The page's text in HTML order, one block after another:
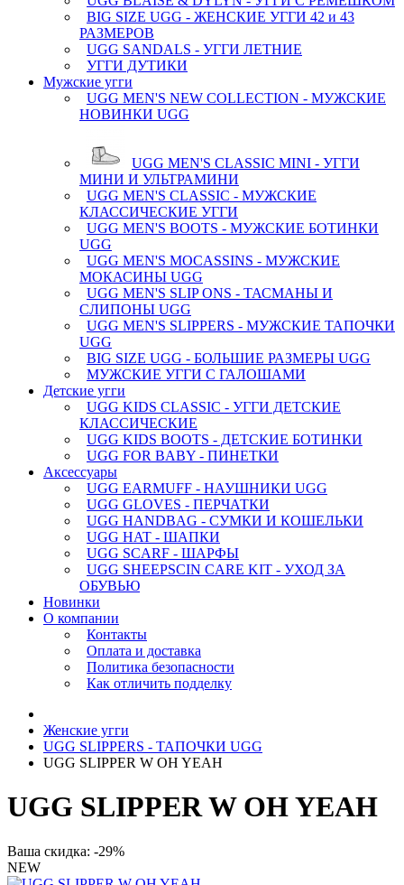
BIG SIZE UGG - ЖЕНСКИЕ УГГИ 42 и 43
РАЗМЕРОВ
UGG SANDALS - УГГИ ЛЕТНИЕ
УГГИ ДУТИКИ
Мужские угги
UGG MEN'S NEW COLLECTION - МУЖСКИЕ
НОВИНКИ UGG
UGG MEN'S CLASSIC MINI - УГГИ
МИНИ И УЛЬТРАМИНИ
UGG MEN'S CLASSIC - МУЖСКИЕ
КЛАССИЧЕСКИЕ УГГИ
UGG MEN'S BOOTS - МУЖСКИЕ БОТИНКИ
UGG
UGG MEN'S MOCASSINS - МУЖСКИЕ
МОКАСИНЫ UGG
UGG MEN'S SLIP ONS - ТАСМАНЫ И
СЛИПОНЫ UGG
UGG MEN'S SLIPPERS - МУЖСКИЕ ТАПОЧКИ
UGG
BIG SIZE UGG - БОЛЬШИЕ РАЗМЕРЫ UGG
МУЖСКИЕ УГГИ С ГАЛОШАМИ
Детские угги
UGG KIDS CLASSIC - УГГИ ДЕТСКИЕ
КЛАССИЧЕСКИЕ
UGG KIDS BOOTS - ДЕТСКИЕ БОТИНКИ
UGG FOR BABY - ПИНЕТКИ
Аксессуары
UGG EARMUFF - НАУШНИКИ UGG
UGG GLOVES - ПЕРЧАТКИ
UGG HANDBAG - СУМКИ И КОШЕЛЬКИ
UGG HAT - ШАПКИ
UGG SCARF - ШАРФЫ
UGG SHEEPSCIN CARE KIT - УХОД ЗА
ОБУВЬЮ
Новинки
О компании
Контакты
Оплата и доставка
Политика безопасности
Как отличить подделку
Женские угги
UGG SLIPPERS - ТАПОЧКИ UGG
UGG SLIPPER W OH YEAH
UGG SLIPPER W OH YEAH
Ваша скидка: -29%
NEW